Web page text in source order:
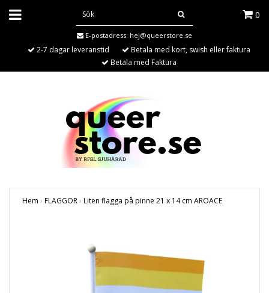
0
E-postadress: hej@queerstore.se
2-7 dagar leveranstid
Betala med kort, swish eller faktura
Betala med Faktura
Hem › FLAGGOR› Liten flagga på pinne 21 x 14 cm AROACE